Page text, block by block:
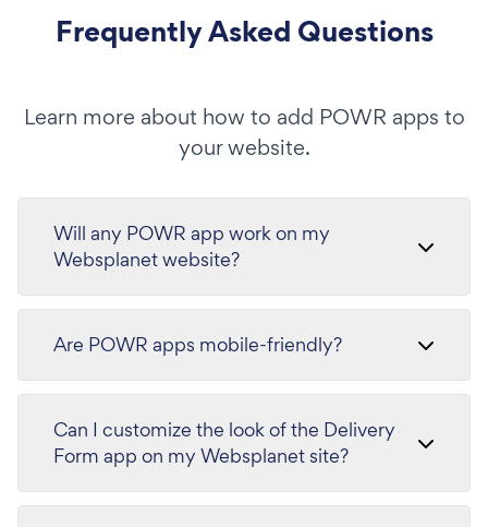
Frequently Asked Questions
Learn more about how to add POWR apps to
your website.
Will any POWR app work on my
Websplanet website?
Are POWR apps mobile-friendly?
Can I customize the look of the Delivery
Form app on my Websplanet site?